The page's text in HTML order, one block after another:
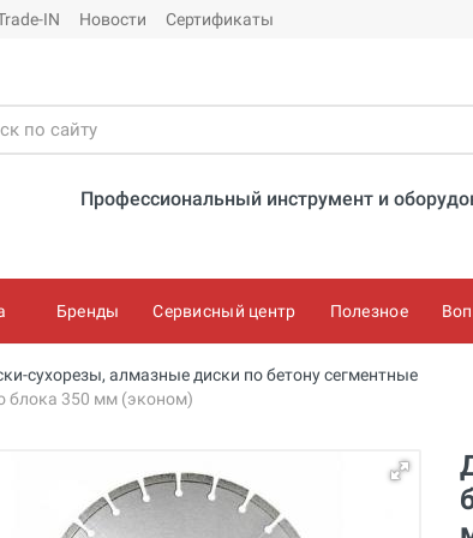
IN Новости Сертификаты
Профессиональный инструмент и
Бренды Сервисный центр Полезное
сухорезы, алмазные диски по бетону сегментные
блока 350 мм (эконом)